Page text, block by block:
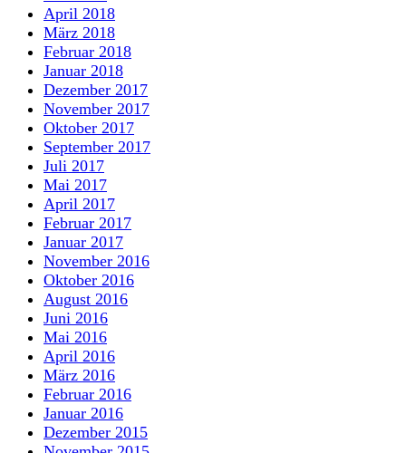
April 2018
März 2018
Februar 2018
Januar 2018
Dezember 2017
November 2017
Oktober 2017
September 2017
Juli 2017
Mai 2017
April 2017
Februar 2017
Januar 2017
November 2016
Oktober 2016
August 2016
Juni 2016
Mai 2016
April 2016
März 2016
Februar 2016
Januar 2016
Dezember 2015